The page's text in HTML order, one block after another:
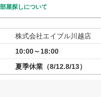
屋探しについて
株式会社エイブル川越店
10:00～18:00
夏季休業（8/12.8/13）